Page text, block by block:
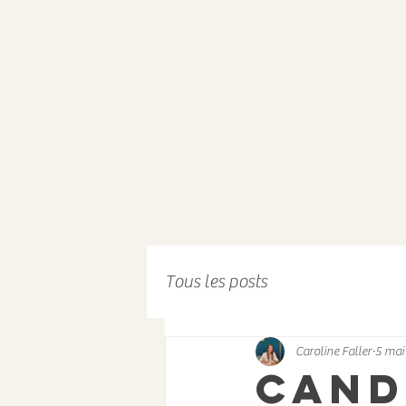
Tous les posts
Caroline Faller 5